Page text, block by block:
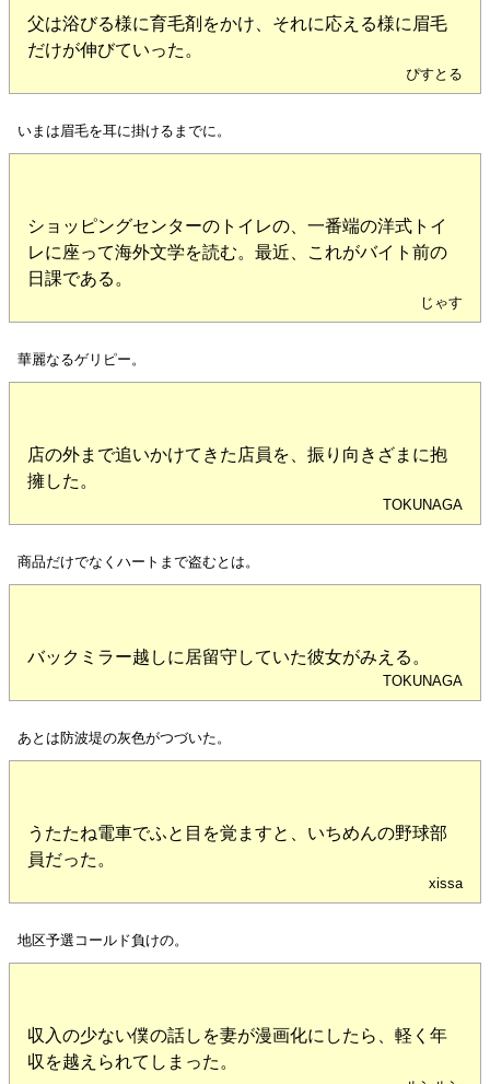
父は浴びる様に育毛剤をかけ、それに応える様に眉毛
だけが伸びていった。
ぴすとる
いまは眉毛を耳に掛けるまでに。
ショッピングセンターのトイレの、一番端の洋式トイ
レに座って海外文学を読む。最近、これがバイト前の
日課である。
じゃす
華麗なるゲリピー。
店の外まで追いかけてきた店員を、振り向きざまに抱
擁した。
TOKUNAGA
商品だけでなくハートまで盗むとは。
バックミラー越しに居留守していた彼女がみえる。
TOKUNAGA
あとは防波堤の灰色がつづいた。
うたたね電車でふと目を覚ますと、いちめんの野球部
員だった。
xissa
地区予選コールド負けの。
収入の少ない僕の話しを妻が漫画化にしたら、軽く年
収を越えられてしまった。